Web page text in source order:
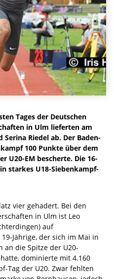
Tages der Deutschen
in Ulm lieferten am
Serina Riedel ab. Der Baden-
100 Punkte über dem
U20-EM bescherte. Die 16-
starkes U18-Siebenkampf-
vier gehadert. Bei den
in Ulm ist Leo
auf
Jährige, der sich im Mai in
an die Spitze der U20-
dominierte mit 4.160
Tag der U20. Zwar fehlten